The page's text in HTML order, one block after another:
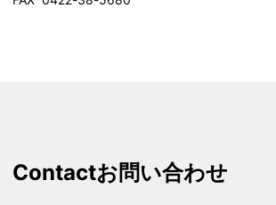
Contactお問い合わせ